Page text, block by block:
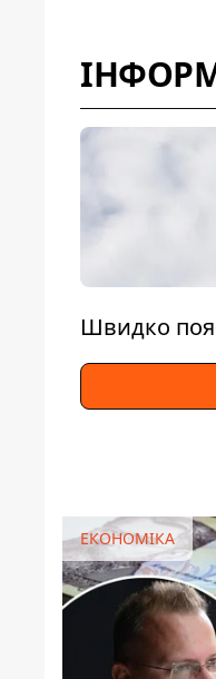
Швидко
ЕКОНОМІКА